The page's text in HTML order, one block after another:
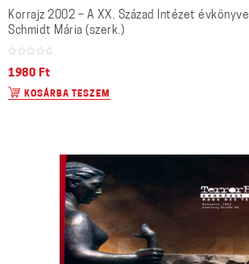
Korrajz 2002 – A XX. Század Intézet évkönyve
Schmidt Mária (szerk.)
1980 Ft
KOSÁRBA TESZEM